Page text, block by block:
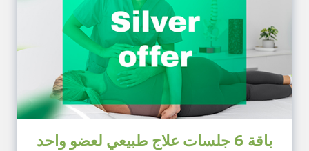
باقة 6 جلسات علاج طبيعي لعضو واحد